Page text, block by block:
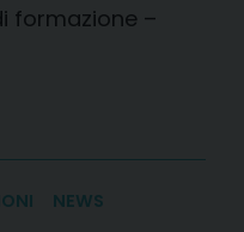
formazione –
NEWS